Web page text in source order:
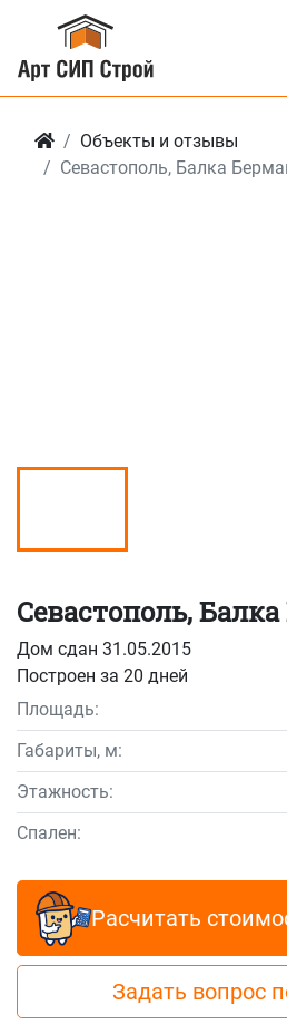
Объекты и отзывы
Севастополь, Балка
Севастополь,
Дом сдан 31.05.2015
Построен за 20 дней
Площадь:
Габариты, м:
Этажность:
Спален:
Расчитать
Задать вопрос